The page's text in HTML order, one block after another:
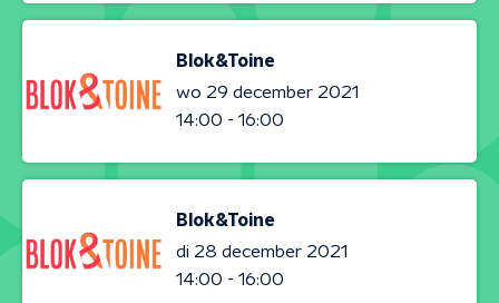
Blok&Toine
wo 29 december 2021
14:00 - 16:00
Blok&Toine
di 28 december 2021
14:00 - 16:00